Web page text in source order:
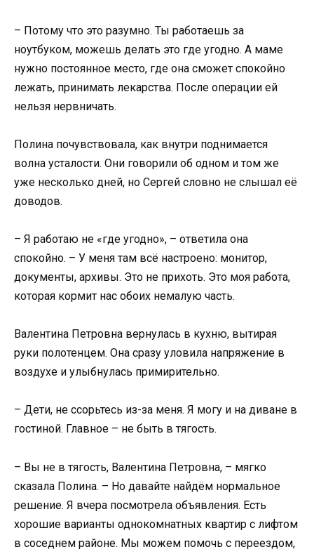
– Потому что это разумно. Ты работаешь за
ноутбуком, можешь делать это где угодно. А маме
нужно постоянное место, где она сможет спокойно
лежать, принимать лекарства. После операции ей
нельзя нервничать.
Полина почувствовала, как внутри поднимается
волна усталости. Они говорили об одном и том же
уже несколько дней, но Сергей словно не слышал её
доводов.
– Я работаю не «где угодно», – ответила она
спокойно. – У меня там всё настроено: монитор,
документы, архивы. Это не прихоть. Это моя работа,
которая кормит нас обоих немалую часть.
Валентина Петровна вернулась в кухню, вытирая
руки полотенцем. Она сразу уловила напряжение в
воздухе и улыбнулась примирительно.
– Дети, не ссорьтесь из-за меня. Я могу и на диване в
гостиной. Главное – не быть в тягость.
– Вы не в тягость, Валентина Петровна, – мягко
сказала Полина. – Но давайте найдём нормальное
решение. Я вчера посмотрела объявления. Есть
хорошие варианты однокомнатных квартир с лифтом
в соседнем районе. Мы можем помочь с переездом,